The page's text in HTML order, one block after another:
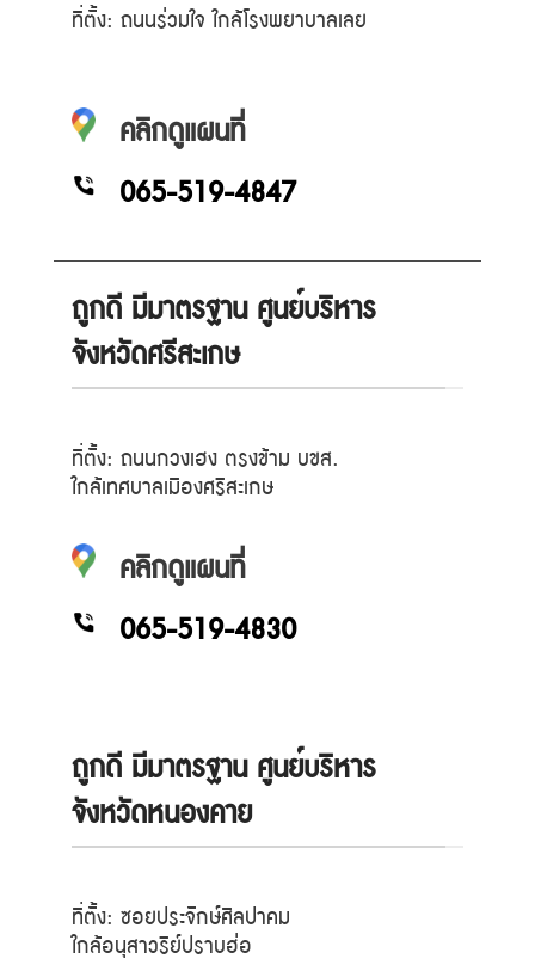
ที่ตั้ง: ถนนร่วมใจ ใกล้โรงพยาบาลเลย
คลิกดูแผนที่
065-519-4847
ถูกดี มีมาตรฐาน ศูนย์บริหาร
จังหวัดศรีสะเกษ
ที่ตั้ง: ถนนกวงเฮง ตรงข้าม บขส.
ใกล้เทศบาลเมืองศรีสะเกษ
คลิกดูแผนที่
065-519-4830
ถูกดี มีมาตรฐาน ศูนย์บริหาร
จังหวัดหนองคาย
ที่ตั้ง: ซอยประจักษ์ศิลปาคม
ใกล้อนุสาวรีย์ปราบฮ่อ